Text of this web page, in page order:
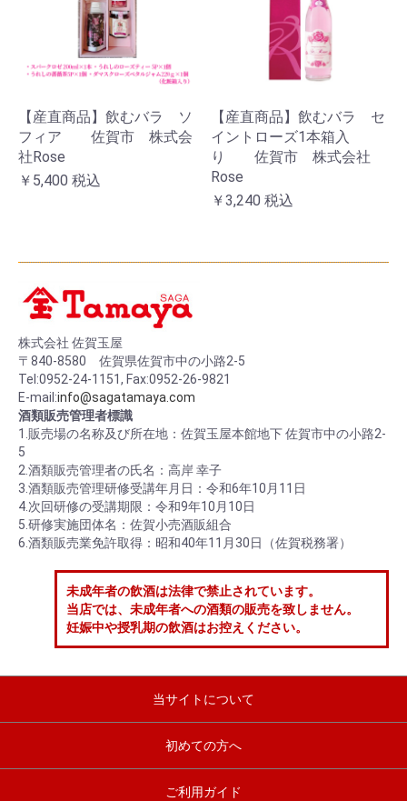
【産直商品】飲むバラ ソ
フィア 佐賀市 株式会
社Rose
￥5,400 税込
【産直商品】飲むバラ セ
イントローズ1本箱入
り 佐賀市 株式会社
Rose
￥3,240 税込
株式会社 佐賀玉屋
〒840-8580 佐賀県佐賀市中の小路2-5
Tel:0952-24-1151, Fax:0952-26-9821
E-mail:info@sagatamaya.com
酒類販売管理者標識
1.販売場の名称及び所在地：佐賀玉屋本館地下 佐賀市中の小路2-
5
2.酒類販売管理者の氏名：高岸 幸子
3.酒類販売管理研修受講年月日：令和6年10月11日
4.次回研修の受講期限：令和9年10月10日
5.研修実施団体名：佐賀小売酒販組合
6.酒類販売業免許取得：昭和40年11月30日（佐賀税務署）
未成年者の飲酒は法律で禁止されています。
当店では、未成年者への酒類の販売を致しません。
妊娠中や授乳期の飲酒はお控えください。
当サイトについて
初めての方へ
ご利用ガイド